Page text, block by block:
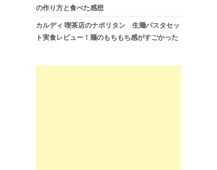
の作り方と食べた感想
カルディ 喫茶店のナポリタン 生麺パスタセッ
ト実食レビュー！麺のもちもち感がすごかった